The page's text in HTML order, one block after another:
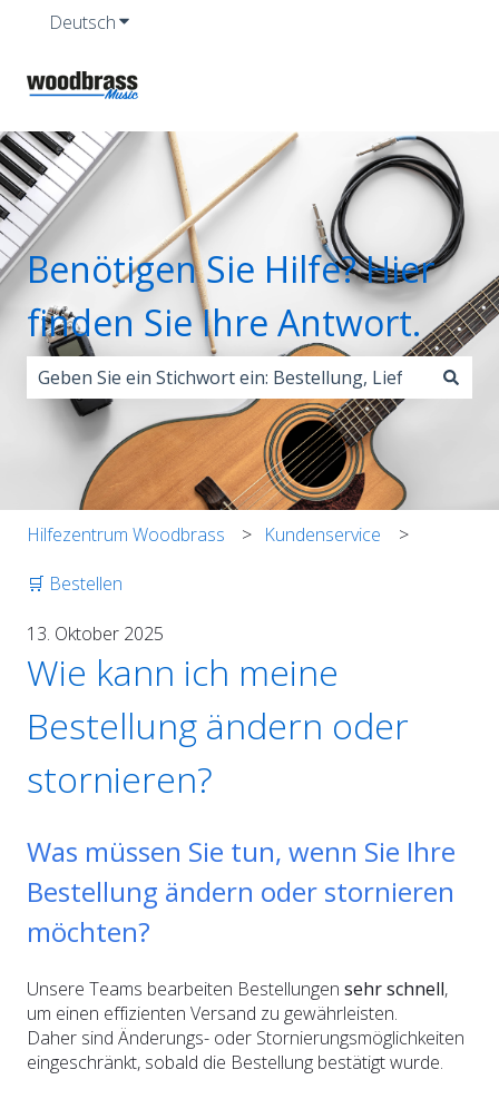
DeutschUntermenü für Übersetzungen anzeigen
Benötigen Sie Hilfe? Hier
finden Sie Ihre Antwort.
Es gibt keine Vorschläge, da das Suchfeld leer ist.
Hilfezentrum Woodbrass Kundenservice
🛒 Bestellen
13. Oktober 2025
Wie kann ich meine
Bestellung ändern oder
stornieren?
Was müssen Sie tun, wenn Sie Ihre
Bestellung ändern oder stornieren
möchten?
Unsere Teams bearbeiten Bestellungen sehr schnell,
um einen effizienten Versand zu gewährleisten.
Daher sind Änderungs- oder Stornierungsmöglichkeiten
eingeschränkt, sobald die Bestellung bestätigt wurde.